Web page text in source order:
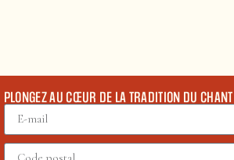
PLONGEZ AU CŒUR DE LA TRADITION DU